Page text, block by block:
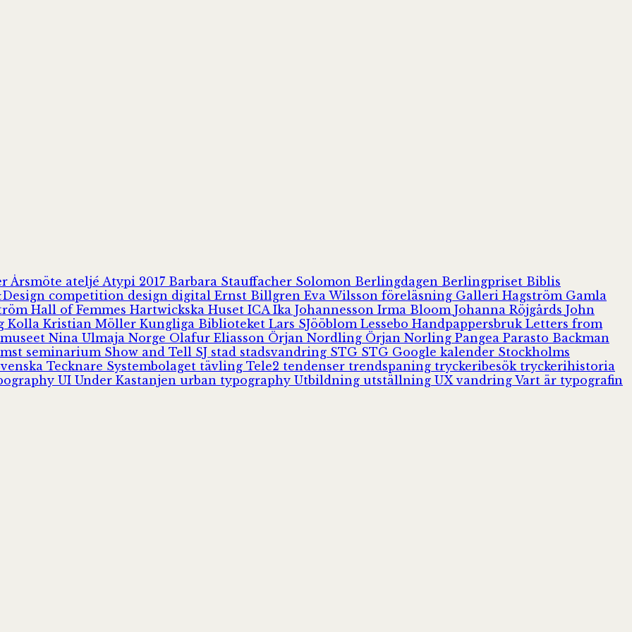
Årsmöte ateljé Atypi 2017 Barbara Stauffacher Solomon Berlingdagen Berlingpriset Biblis
competition design digital Ernst Billgren Eva Wilsson föreläsning Galleri Hagström Gamla
Hall of Femmes Hartwickska Huset ICA Ika Johannesson Irma Bloom Johanna Röjgårds John
Kolla Kristian Möller Kungliga Biblioteket Lars SJööblom Lessebo Handpappersbruk Letters from
Nina Ulmaja Norge Olafur Eliasson Örjan Nordling Örjan Norling Pangea Parasto Backman
seminarium Show and Tell SJ stad stadsvandring STG STG Google kalender Stockholms
Tecknare Systembolaget tävling Tele2 tendenser trendspaning tryckeribesök tryckerihistoria
UI Under Kastanjen urban typography Utbildning utställning UXvandring Vart är typografin